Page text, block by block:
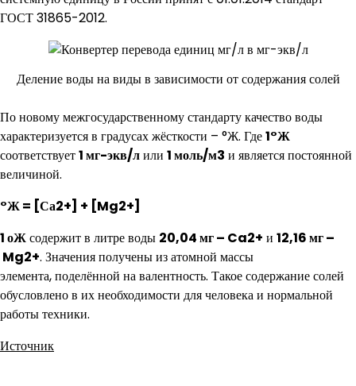
ГОСТ 31865-2012.
Деление воды на виды в зависимости от содержания солей
По новому межгосударственному стандарту качество воды
характеризуется в градусах жёсткости – °Ж. Где1°Ж
соответствует1 мг-экв/лили 1 моль/м3 и является постоянной
величиной.
°Ж = [Са2+] + [Mg2+]
1 оЖсодержит в литре воды 20,04 мг – Ca2+ и 12,16 мг –
Mg2+. Значения получены из атомной массы
элемента, поделённой на валентность. Такое содержание солей
обусловлено в их необходимости для человека и нормальной
работы техники.
Источник